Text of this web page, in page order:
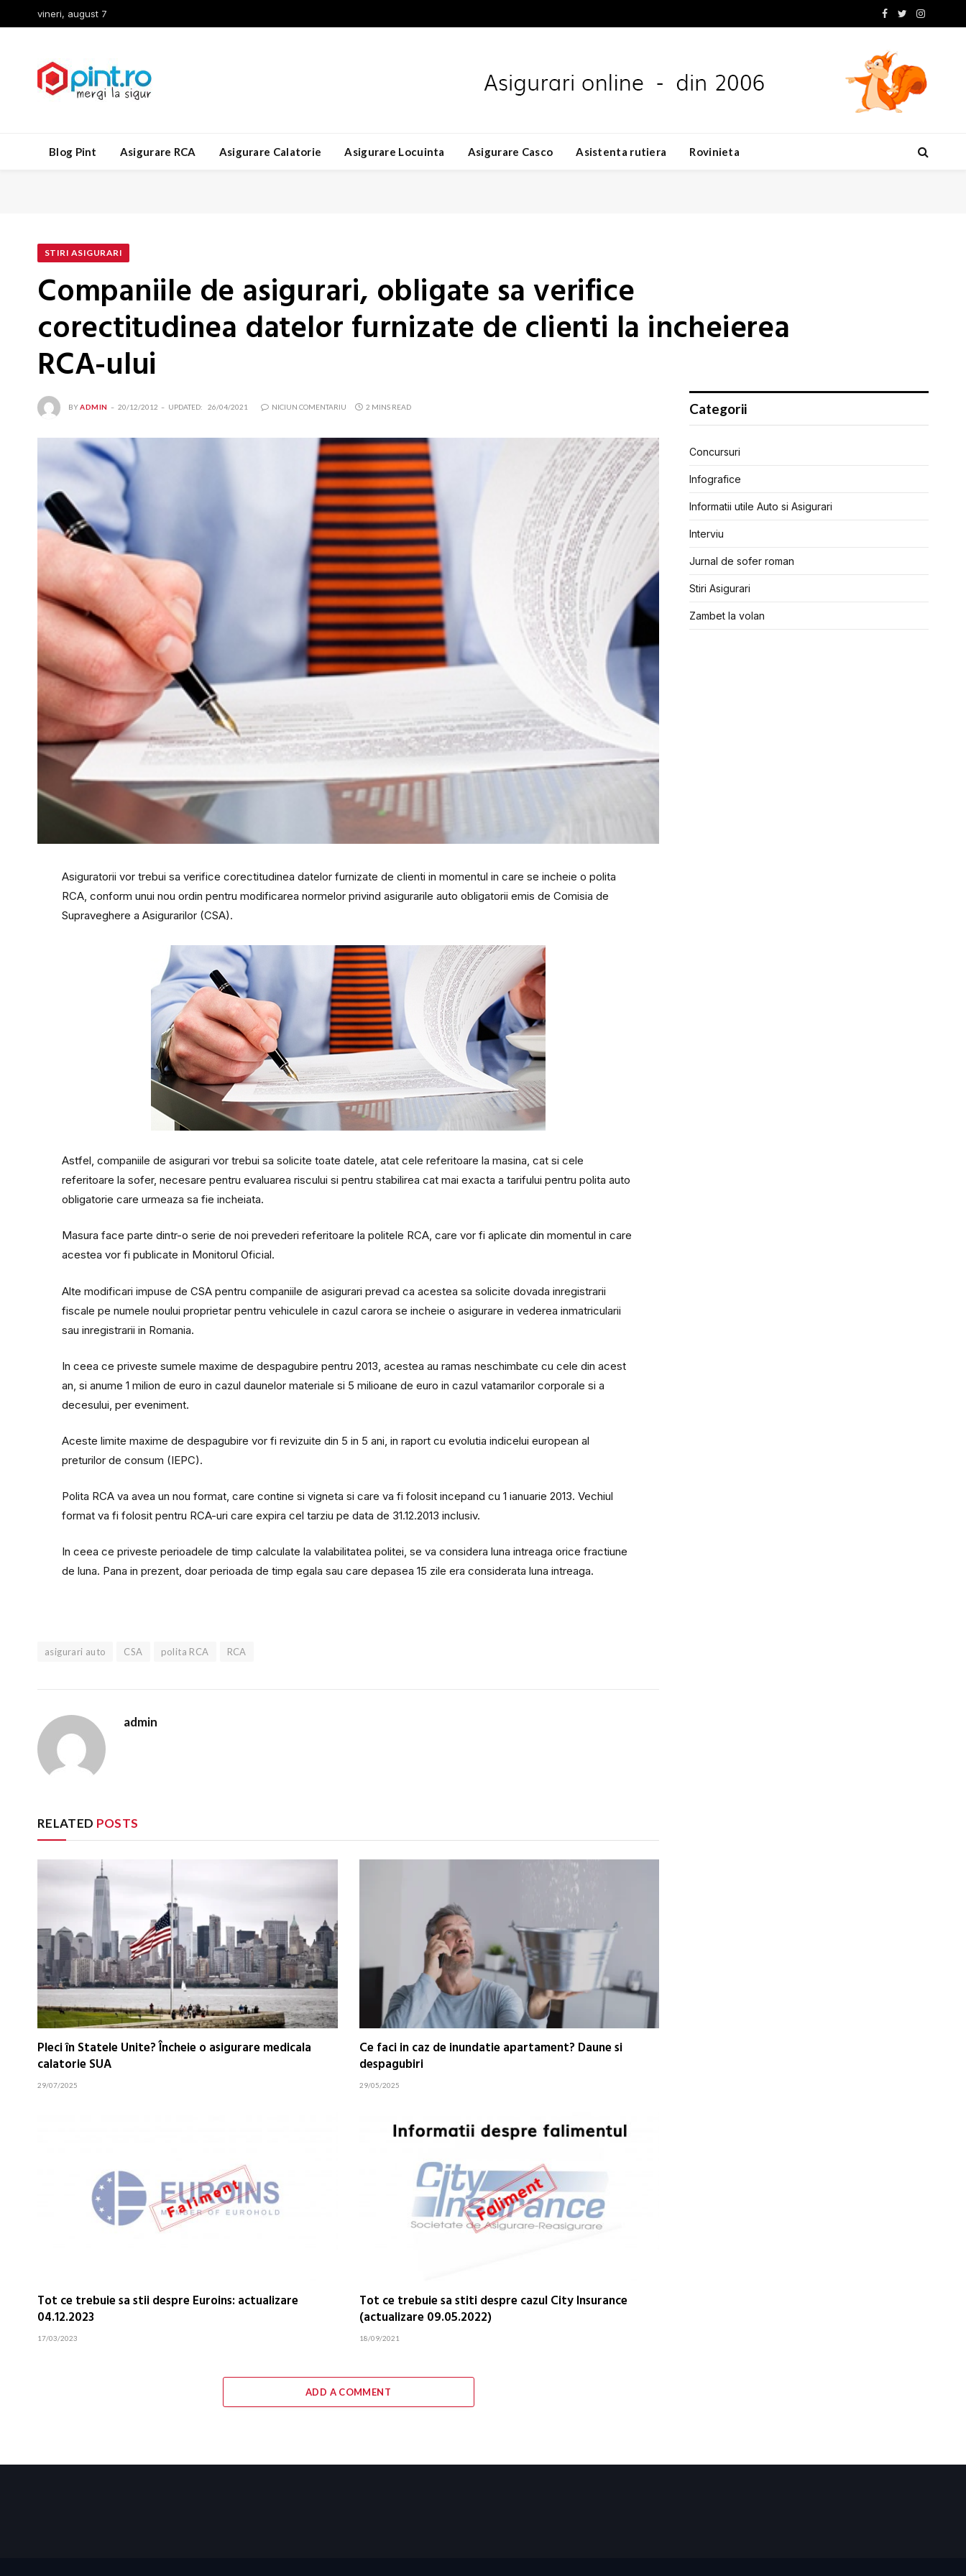
vineri, august 7
Facebook
TwitterInstagram
Blog Pint Asigurare RCA Asigurare Calatorie Asigurare Locuinta Asigurare Casco Asistenta rutiera Rovinieta
STIRI ASIGURARI
Companiile de asigurari, obligate sa verifice
corectitudinea datelor furnizate de clienti la incheierea
RCA-ului
BYADMIN 20/12/2012 UPDATED: 26/04/2021 NICIUN COMENTARIU 2 MINS READ
Asiguratorii vor trebui sa verifice corectitudinea datelor furnizate de clienti in momentul in care se incheie o polita
RCA, conform unui nou ordin pentru modificarea normelor privind asigurarile auto obligatorii emis de Comisia de
Supraveghere a Asigurarilor (CSA).
Astfel, companiile de asigurari vor trebui sa solicite toate datele, atat cele referitoare la masina, cat si cele
referitoare la sofer, necesare pentru evaluarea riscului si pentru stabilirea cat mai exacta a tarifului pentru polita auto
obligatorie care urmeaza sa fie incheiata.
Masura face parte dintr-o serie de noi prevederi referitoare la politele RCA, care vor fi aplicate din momentul in care
acestea vor fi publicate in Monitorul Oficial.
Alte modificari impuse de CSA pentru companiile de asigurari prevad ca acestea sa solicite dovada inregistrarii
fiscale pe numele noului proprietar pentru vehiculele in cazul carora se incheie o asigurare in vederea inmatricularii
sau inregistrarii in Romania.
In ceea ce priveste sumele maxime de despagubire pentru 2013, acestea au ramas neschimbate cu cele din acest
an, si anume 1 milion de euro in cazul daunelor materiale si 5 milioane de euro in cazul vatamarilor corporale si a
decesului, per eveniment.
Aceste limite maxime de despagubire vor fi revizuite din 5 in 5 ani, in raport cu evolutia indicelui european al
preturilor de consum (IEPC).
Polita RCA va avea un nou format, care contine si vigneta si care va fi folosit incepand cu 1 ianuarie 2013. Vechiul
format va fi folosit pentru RCA-uri care expira cel tarziu pe data de 31.12.2013 inclusiv.
In ceea ce priveste perioadele de timp calculate la valabilitatea politei, se va considera luna intreaga orice fractiune
de luna. Pana in prezent, doar perioada de timp egala sau care depasea 15 zile era considerata luna intreaga.
asigurari auto CSA polita RCA RCA
admin
RELATED POSTS
Pleci în Statele Unite? Încheie o asigurare medicala
calatorie SUA
29/07/2025
Ce faci in caz de inundatie apartament? Daune si
despagubiri
29/05/2025
Tot ce trebuie sa stii despre Euroins: actualizare
04.12.2023
17/03/2023
Tot ce trebuie sa stiti despre cazul City Insurance
(actualizare 09.05.2022)
18/09/2021
ADD A COMMENT
Categorii
Concursuri
Infografice
Informatii utile Auto si Asigurari
Interviu
Jurnal de sofer roman
Stiri Asigurari
Zambet la volan